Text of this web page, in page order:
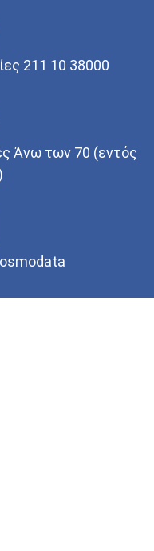
211 10 38000
Άνω των 70 (εντός